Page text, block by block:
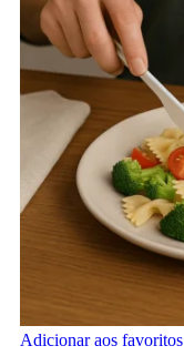
Adicionar aos favoritos